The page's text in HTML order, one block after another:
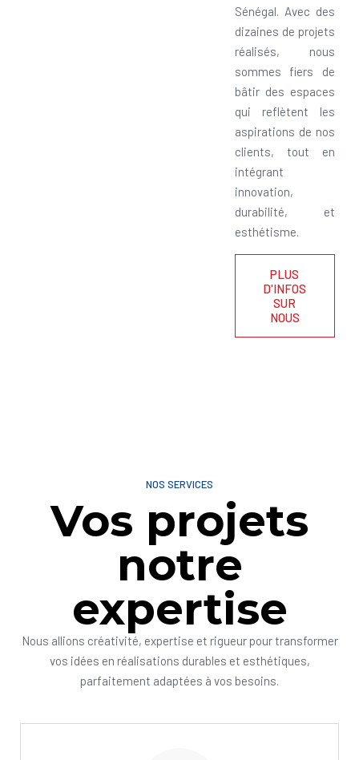
Sénégal. Avec des
dizaines de projets
réalisés, nous
sommes fiers de
bâtir des espaces
qui reflètent les
aspirations de nos
clients, tout en
intégrant
innovation,
durabilité, et
esthétisme.
PLUS
D'INFOS
SUR
NOUS
NOS SERVICES
Vos projets
notre
expertise
Nous allions créativité, expertise et rigueur pour transformer
vos idées en réalisations durables et esthétiques,
parfaitement adaptées à vos besoins.